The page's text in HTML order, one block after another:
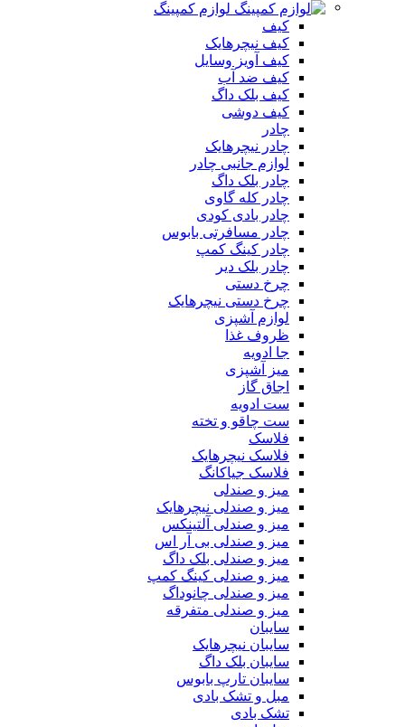
لوازم کمپینگ
کیف
کیف نیچرهایک
کیف آویز وسایل
کیف ضد آب
کیف بلک داگ
کیف دوشی
چادر
چادر نیچرهایک
لوازم جانبی چادر
چادر بلک داگ
چادر کله گاوی
چادر بادی کودی
چادر مسافرتی بابوس
چادر کینگ کمپ
چادر بلک دیر
چرخ دستی
چرخ دستی نیچرهایک
لوازم آشپزی
ظروف غذا
جا ادویه
میز آشپزی
اجاق گاز
ست ادویه
ست چاقو و تخته
فلاسک
فلاسک نیچرهایک
فلاسک جیاکانگ
میز و صندلی
میز و صندلی نیچرهایک
میز و صندلی آلتینکس
میز و صندلی بی آر اس
میز و صندلی بلک داگ
میز و صندلی کینگ کمپ
میز و صندلی چانوداگ
میز و صندلی متفرقه
سایبان
سایبان نیچرهایک
سایبان بلک داگ
سایبان تارپ بابوس
مبل و تشک بادی
تشک بادی